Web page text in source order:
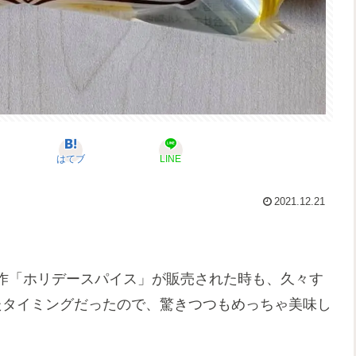
はてブ LINE
2021.12.21
ホリデースパイス」が販売された時も、久々す
イミングだったので、驚きつつもめっちゃ美味し